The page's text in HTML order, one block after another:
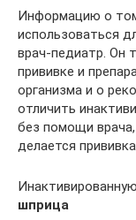
Информацию о
использоваться
врач-педиатр. Он
прививке и
организма и о
отличить
без помощи
делается
шприца